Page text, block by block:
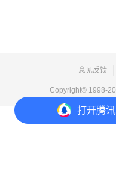
打开腾
意见反馈
Copyright© 1998-